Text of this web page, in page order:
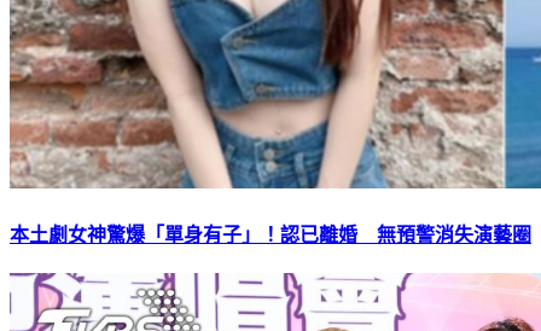
本土劇女神驚爆「單身有子」！認已離婚 無預警消失演藝圈